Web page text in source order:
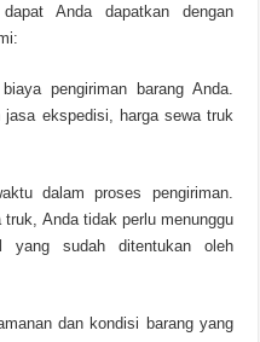
Anda dapatkan dengan
pengiriman barang Anda.
jasa ekspedisi, harga sewa truk
dalam proses pengiriman.
truk, Anda tidak perlu menunggu
yang sudah ditentukan oleh
dan kondisi barang yang